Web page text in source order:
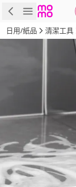
商品
日用/紙品 清潔工具